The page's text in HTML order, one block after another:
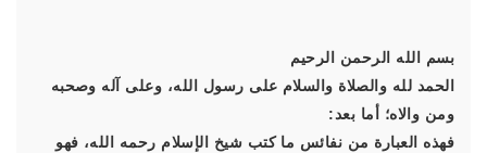
بسم الله الرحمن الرحيم
الحمد لله والصلاة والسلام على رسول الله، وعلى آله وصحبه
ومن والاه؛ أما بعد:
فهذه العبارة من نفائس ما كتب شيخ الإسلام رحمه الله، فهو